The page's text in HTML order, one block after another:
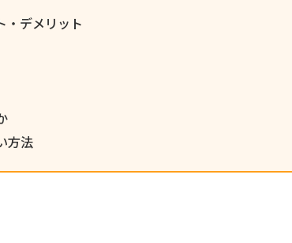
・デメリット
方法